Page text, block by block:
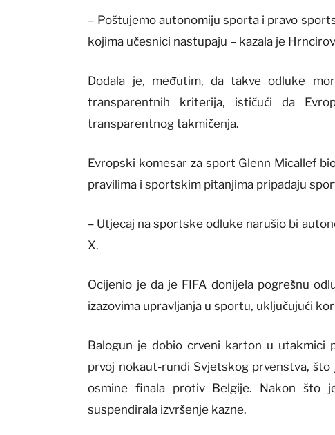
– Poštujemo autonomiju sporta i pravo
kojima učesnici nastupaju – kazala je
Dodala je, međutim, da takve odluke
transparentnih kriterija, ističući da
transparentnog takmičenja.
Evropski komesar za sport Glenn Micallef
pravilima i sportskim pitanjima pripadaju
– Utjecaj na sportske odluke narušio bi
X.
Ocijenio je da je FIFA donijela pogrešnu
izazovima upravljanja u sportu, uključujući
Balogun je dobio crveni karton u utakmici
prvoj nokaut-rundi Svjetskog prvenstva,
osmine finala protiv Belgije. Nakon što
suspendirala izvršenje kazne.